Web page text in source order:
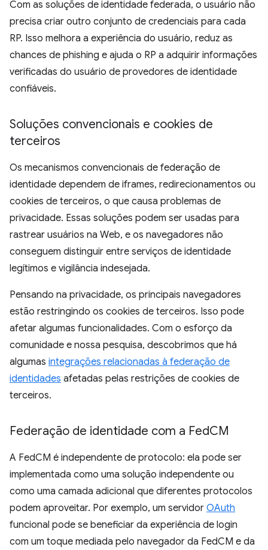
Com as soluções de identidade federada, o usuário não
precisa criar outro conjunto de credenciais para cada
RP. Isso melhora a experiência do usuário, reduz as
chances de phishing e ajuda o RP a adquirir informações
verificadas do usuário de provedores de identidade
confiáveis.
Soluções convencionais e cookies de
terceiros
Os mecanismos convencionais de federação de
identidade dependem de iframes, redirecionamentos ou
cookies de terceiros, o que causa problemas de
privacidade. Essas soluções podem ser usadas para
rastrear usuários na Web, e os navegadores não
conseguem distinguir entre serviços de identidade
legítimos e vigilância indesejada.
Pensando na privacidade, os principais navegadores
estão restringindo os cookies de terceiros. Isso pode
afetar algumas funcionalidades. Com o esforço da
comunidade e nossa pesquisa, descobrimos que há
algumas integrações relacionadas à federação de
identidades afetadas pelas restrições de cookies de
terceiros.
Federação de identidade com a FedCM
A FedCM é independente de protocolo: ela pode ser
implementada como uma solução independente ou
como uma camada adicional que diferentes protocolos
podem aproveitar. Por exemplo, um servidor OAuth
funcional pode se beneficiar da experiência de login
com um toque mediada pelo navegador da FedCM e da